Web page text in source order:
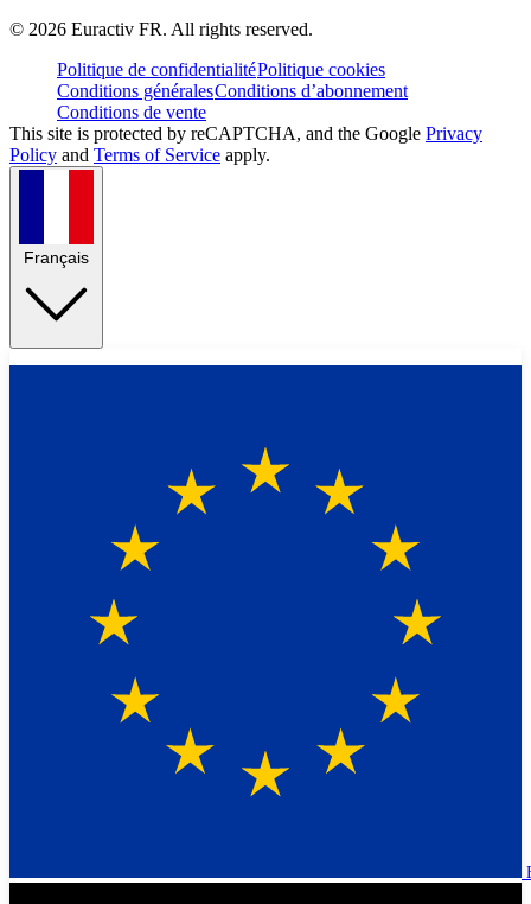
© 2026 Euractiv FR. All rights reserved.
Politique de confidentialitéPolitique cookies
Conditions généralesConditions d’abonnement
Conditions de vente
This site is protected by reCAPTCHA, and the Google Privacy
Policy and Terms of Service apply.
Français